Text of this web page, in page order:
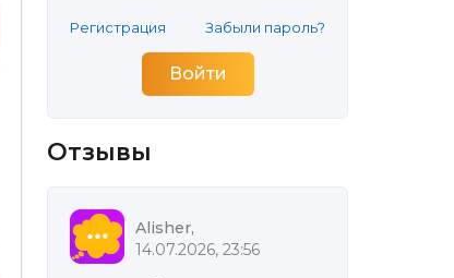
Регистрация Забыли пароль?
Отзывы
Alisher,
14.07.2026, 23:56